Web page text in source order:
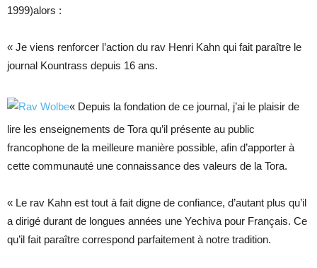
1999)alors :
« Je viens renforcer l’action du rav Henri Kahn qui fait paraître le
journal Kountrass depuis 16 ans.
« Depuis la fondation de ce journal, j’ai le plaisir de
lire les enseignements de Tora qu’il présente au public
francophone de la meilleure manière possible, afin d’apporter à
cette communauté une connaissance des valeurs de la Tora.
« Le rav Kahn est tout à fait digne de confiance, d’autant plus qu’il
a dirigé durant de longues années une Yechiva pour Français. Ce
qu’il fait paraître correspond parfaitement à notre tradition.